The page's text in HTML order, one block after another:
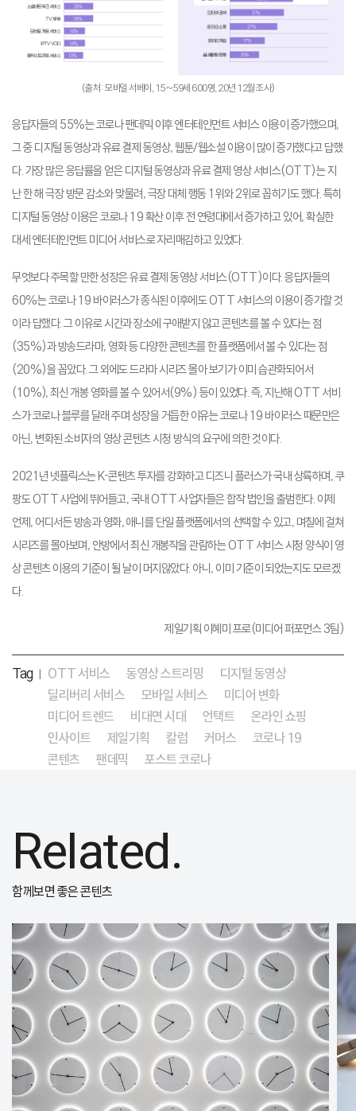
(출처: 모바일 서베이, 15~59세 600명, 20년 12월 조사)
응답자들의 55%는 코로나 팬데믹 이후 엔터테인먼트 서비스 이용이 증가했으며,
그 중 디지털 동영상과 유료 결제 동영상, 웹툰/웹소설 이용이 많이 증가했다고 답했
다. 가장 많은 응답률을 얻은 디지털 동영상과 유료 결제 영상 서비스(OTT)는 지
난 한 해 극장 방문 감소와 맞물려, 극장 대체 행동 1위와 2위로 꼽히기도 했다. 특히
디지털 동영상 이용은 코로나 19 확산 이후 전 연령대에서 증가하고 있어, 확실한
대세 엔터테인먼트 미디어 서비스로 자리매김하고 있었다.
무엇보다 주목할 만한 성장은 유료 결제 동영상 서비스(OTT)이다. 응답자들의
60%는 코로나 19 바이러스가 종식된 이후에도 OTT 서비스의 이용이 증가할 것
이라 답했다. 그 이유로 시간과 장소에 구애받지 않고 콘텐츠를 볼 수 있다는 점
(35%)과 방송드라마, 영화 등 다양한 콘텐츠를 한 플랫폼에서 볼 수 있다는 점
(20%)을 꼽았다. 그 외에도 드라마 시리즈 몰아 보기가 이미 습관화되어서
(10%), 최신 개봉 영화를 볼 수 있어서(9%) 등이 있었다. 즉, 지난해 OTT 서비
스가 코로나 블루를 달래 주며 성장을 거듭한 이유는 코로나 19 바이러스 때문만은
아닌, 변화된 소비자의 영상 콘텐츠 시청 방식의 요구에 의한 것이다.
2021년 넷플릭스는 K-콘텐츠 투자를 강화하고 디즈니 플러스가 국내 상륙하며, 쿠
팡도 OTT 사업에 뛰어들고, 국내 OTT 사업자들은 합작 법인을 출범한다. 이제
언제, 어디서든 방송과 영화, 애니를 단일 플랫폼에서의 선택할 수 있고, 며칠에 걸쳐
시리즈를 몰아보며, 안방에서 최신 개봉작을 관람하는 OTT 서비스 시청 양식이 영
상 콘텐츠 이용의 기준이 될 날이 머지않았다. 아니, 이미 기준이 되었는지도 모르겠
다.
제일기획 이혜미 프로(미디어 퍼포먼스 3팀)
Tag | OTT 서비스 동영상 스트리밍
디지털 동영상
딜리버리 서비스
모바일 서비스
미디어 변화
미디어 트렌드
비대면 시대 언택트
온라인 쇼핑
인사이트
제일기획 칼럼 커머스
코로나 19
콘텐츠
팬데믹 포스트 코로나
Related.
함께보면 좋은 콘텐츠